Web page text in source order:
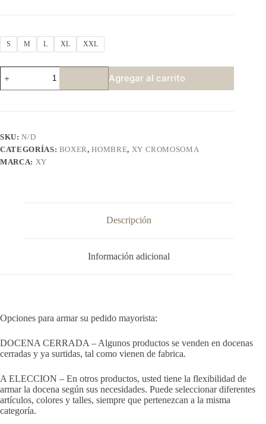
S M L XL XXL
XY
microfibra
3691
Agregar al carrito
SKU:N/D
CATEGORÍAS: BOXER,HOMBRE, XY CROMOSOMA
MARCA: XY
Descripción
Información adicional
Opciones para armar su pedido mayorista:
DOCENA CERRADA – Algunos productos se venden en docenas
cerradas y ya surtidas, tal como vienen de fabrica.
A ELECCION – En otros productos, usted tiene la flexibilidad de
armar la docena según sus necesidades. Puede seleccionar diferentes
artículos, colores y talles, siempre que pertenezcan a la misma
categoría.